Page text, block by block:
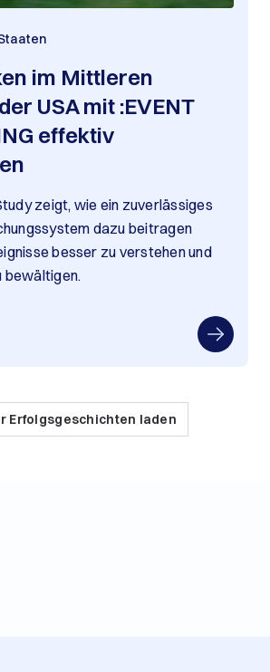
im Mittleren
USA mit :EVENT
effektiv
zeigt, wie ein zuverlässiges
dazu beitragen
besser zu verstehen und
bewältigen.
Erfolgsgeschichten laden